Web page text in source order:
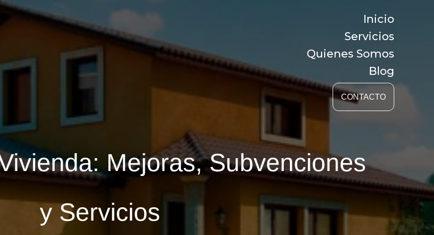
Inicio
Servicios
Quienes Somos
Blog
CONTACTO
Mejoras, Subvenciones
y Servicios